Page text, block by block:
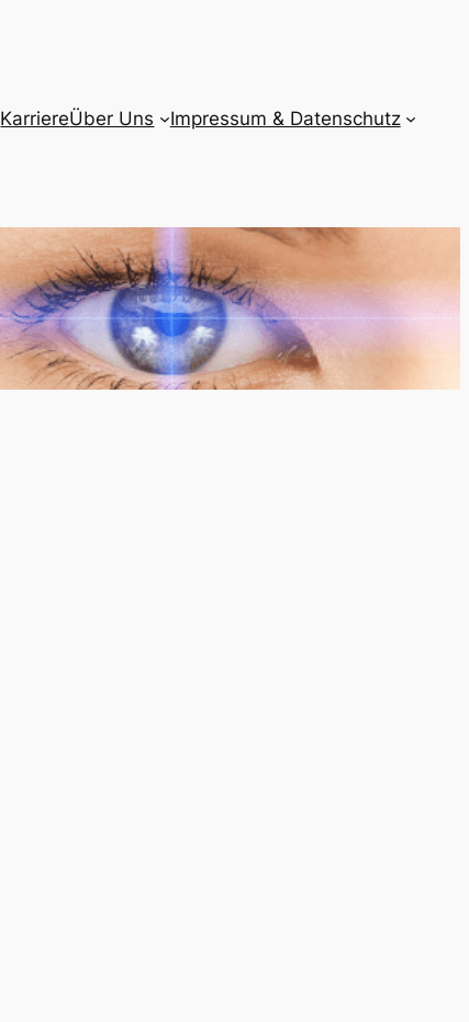
KarriereÜber Uns Impressum & Datenschutz